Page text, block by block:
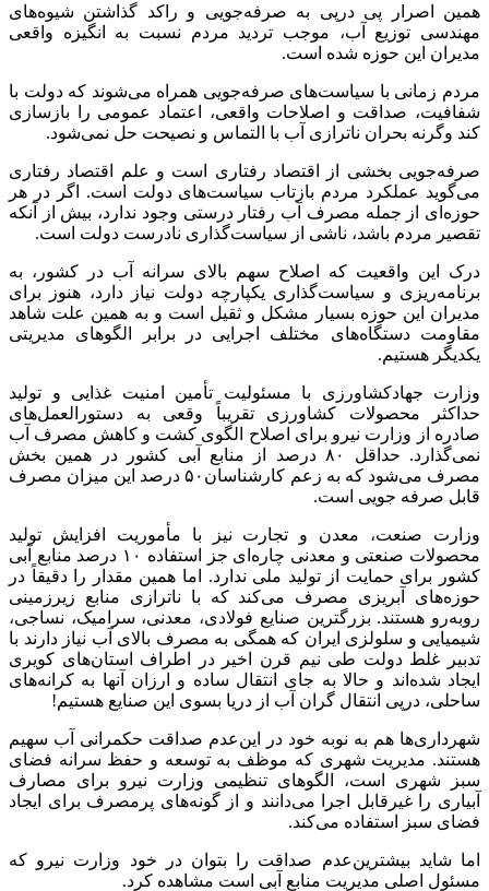
همین اصرار پی درپی به صرفه‌جویی و راکد گذاشتن شیوه‌های
مهندسی توزیع آب، موجب تردید مردم نسبت به انگیزه واقعی
مدیران این حوزه شده است.
مردم زمانی با سیاست‌های صرفه‌جویی همراه می‌شوند که دولت با
شفافیت، صداقت و اصلاحات واقعی، اعتماد عمومی را بازسازی
کند وگرنه بحران ناترازی آب با التماس و نصیحت حل نمی‌شود.
صرفه‌جویی بخشی از اقتصاد رفتاری است و علم اقتصاد رفتاری
می‌گوید عملکرد مردم بازتاب سیاست‌های دولت است. اگر در هر
حوزه‌ای از جمله مصرف آب رفتار درستی وجود ندارد، بیش از آنکه
تقصیر مردم باشد، ناشی از سیاست‌گذاری نادرست دولت است.
درک این واقعیت که اصلاح سهم بالای سرانه آب در کشور، به
برنامه‌ریزی و سیاست‌گذاری یکپارچه دولت نیاز دارد، هنوز برای
مدیران این حوزه بسیار مشکل و ثقیل است و به همین علت شاهد
مقاومت دستگاه‌های مختلف اجرایی در برابر الگو‌های مدیریتی
یکدیگر هستیم.
وزارت جهادکشاورزی با مسئولیت تأمین امنیت غذایی و تولید
حداکثر محصولات کشاورزی تقریباً وقعی به دستورالعمل‌های
صادره از وزارت نیرو برای اصلاح الگوی کشت و کاهش مصرف آب
نمی‌گذارد. حداقل ۸۰ درصد از منابع آبی کشور در همین بخش
مصرف می‌شود که به زعم کارشناسان۵۰ درصد این میزان مصرف
قابل صرفه جویی است.
وزارت صنعت، معدن و تجارت نیز با مأموریت افزایش تولید
محصولات صنعتی و معدنی چاره‌ای جز استفاده ۱۰ درصد منابع آبی
کشور برای حمایت از تولید ملی ندارد. اما همین مقدار را دقیقاً در
حوزه‌های آبریزی مصرف می‌کند که با ناترازی منابع زیرزمینی
رو‌به‌رو هستند. بزرگترین صنایع فولادی، معدنی، سرامیک، نساجی،
شیمیایی و سلولزی ایران که همگی به مصرف بالای آب نیاز دارند با
تدبیر غلط دولت طی نیم قرن اخیر در اطراف استان‌های کویری
ایجاد شده‌اند و حالا به جای انتقال ساده و ارزان آنها به کرانه‌های
ساحلی، درپی انتقال گران آب از دریا بسوی این صنایع هستیم!
شهرداری‌‎ها هم به نوبه خود در این‌عدم صداقت حکمرانی آب سهیم
هستند. مدیریت شهری که موظف به توسعه و حفظ سرانه فضای
سبز شهری است، الگو‌های تنظیمی وزارت نیرو برای مصارف
آبیاری را غیرقابل اجرا می‌دانند و از گونه‌های پرمصرف برای ایجاد
فضای سبز استفاده می‌کند.
اما شاید بیشترین‌عدم صداقت را بتوان در خود وزارت نیرو که
مسئول اصلی مدیریت منابع آبی است مشاهده کرد.